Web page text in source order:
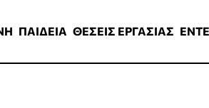
ΠΑΙΔΕΙΑ ΘΕΣΕΙΣ ΕΡΓΑΣΙΑΣ